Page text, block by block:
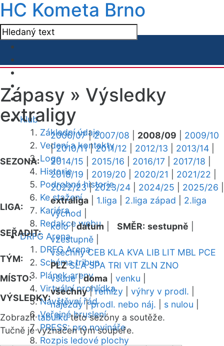
HC Kometa Brno
Klub
Základní údaje
Vedení a kontakty
Logo
Historie
Podrobná historie
Ke stažení
Kariéra
Redakce webu
DRFG Arena
DRFG Arena
Schéma tribun
Plánek areny
Virtuální prohlídka
Návštěvní řád
Veřejné bruslení
PRESS: pro novináře
Rozpis ledové plochy
Zápasy » Výsledky
extraligy
SEZONA:
2006/07|2007/08 2008/09
2009/10
|2010/11|2011/12 2012/13 2013/14
2014/15
2015/16 2016/17 2017/18
2018/19
2019/20 2020/21 2021/22
2022/23|2023/24 2024/25 2025/26
LIGA:
extraliga 1.liga 2.liga západ
2.liga
východ
SEŘADIT:
kolo|datum SMĚR: sestupně
vzestupně
TÝM:
všechny CEB KLA KVA LIB LIT MBL PCE
PLZ SLA SPA TRI VIT ZLN ZNO
MÍSTO:
všude|doma venku
VÝSLEDKY:
všechny|remízy výhry v prodl.
nájezdy|prodl. nebo náj. s nulou
Zobrazittabulkutéto sezóny a soutěže.
Tučně je vyznačen tým soupeře.